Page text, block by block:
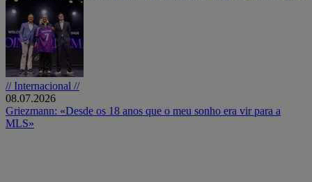
// Internacional //
08.07.2026
Griezmann: «Desde os 18 anos que o meu sonho era vir para a
MLS»